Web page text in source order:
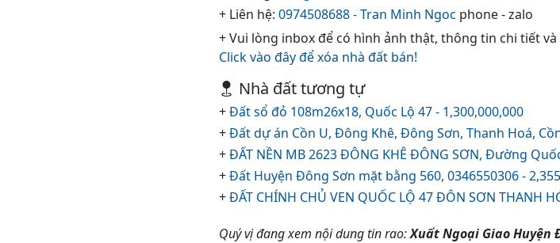
+ Liên hệ: 0974508688 - Tran Minh Ngoc phone - zalo
+ Vui lòng inbox để có hình ảnh thật, thông tin chi tiết
Click vào đây để xóa nhà đất bán!
Nhà đất tương tự
+Đất sổ đỏ 108m26x18, Quốc Lộ 47 - 1,300,000,000
+Đất dự án Cồn U, Đông Khê, Đông Sơn, Thanh Hoá,
+ĐẤT NỀN MB 2623 ĐÔNG KHÊ ĐÔNG SƠN, Đường
+Đất Huyện Đông Sơn mặt bằng 560, 0346550306 -
+ĐẤT CHÍNH CHỦ VEN QUỐC LỘ 47 ĐÔN SƠN THANH
Quý vị đang xem nội dung tin rao:Xuất Ngoại Giao Huyện